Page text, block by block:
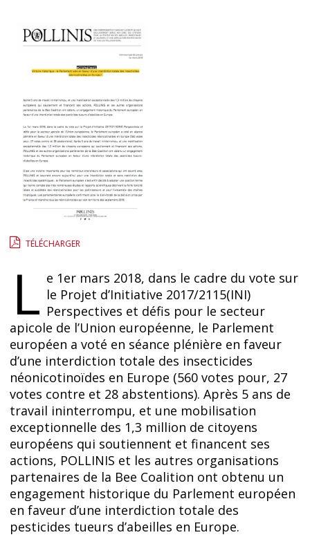
TÉLÉCHARGER
L e 1er mars 2018, dans le cadre du vote sur
le Projet d’Initiative 2017/2115(INI)
Perspectives et défis pour le secteur
apicole de l’Union européenne, le Parlement
européen a voté en séance plénière en faveur
d’une interdiction totale des insecticides
néonicotinoïdes en Europe (560 votes pour, 27
votes contre et 28 abstentions). Après 5 ans de
travail ininterrompu, et une mobilisation
exceptionnelle des 1,3 million de citoyens
européens qui soutiennent et financent ses
actions, POLLINIS et les autres organisations
partenaires de la Bee Coalition ont obtenu un
engagement historique du Parlement européen
en faveur d’une interdiction totale des
pesticides tueurs d’abeilles en Europe.